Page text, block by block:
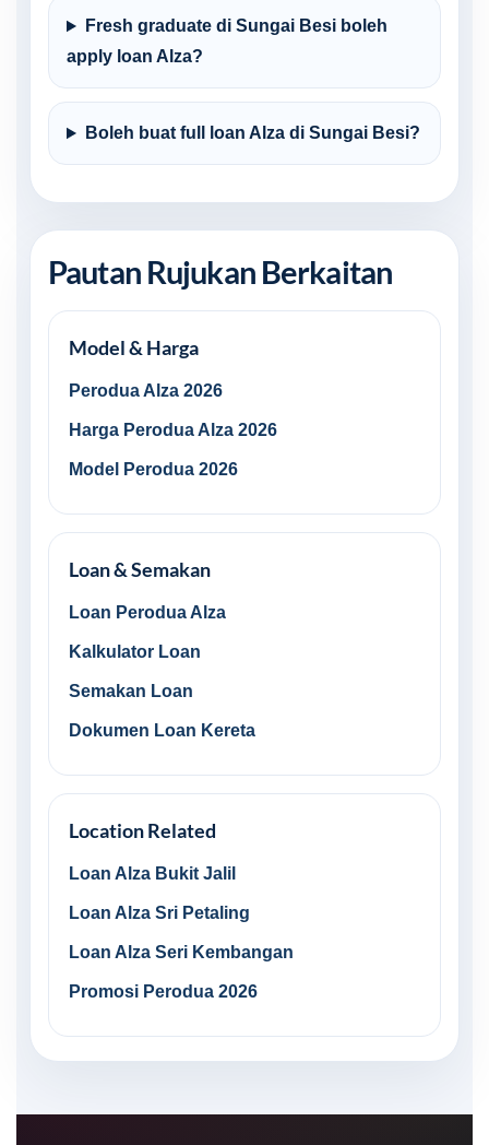
Fresh graduate di Sungai Besi boleh
apply loan Alza?
Boleh buat full loan Alza di Sungai Besi?
Pautan Rujukan Berkaitan
Model & Harga
Perodua Alza 2026
Harga Perodua Alza 2026
Model Perodua 2026
Loan & Semakan
Loan Perodua Alza
Kalkulator Loan
Semakan Loan
Dokumen Loan Kereta
Location Related
Loan Alza Bukit Jalil
Loan Alza Sri Petaling
Loan Alza Seri Kembangan
Promosi Perodua 2026